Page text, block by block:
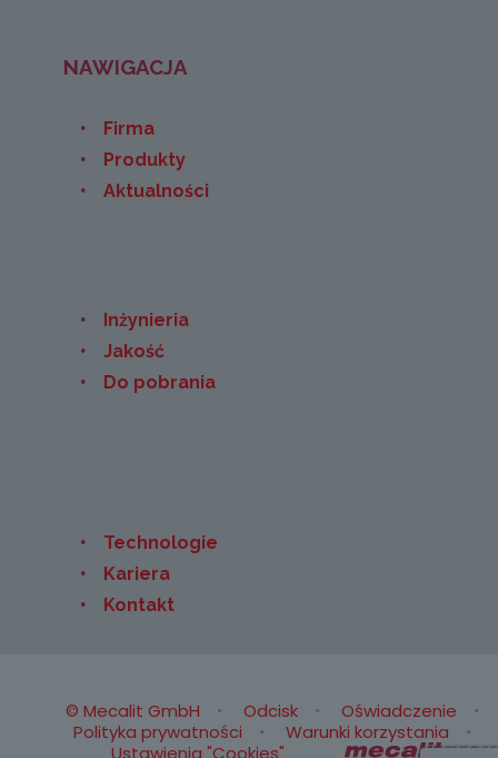
NAWIGACJA
Firma
Produkty
Aktualności
Inżynieria
Jakość
Do pobrania
Technologie
Kariera
Kontakt
© Mecalit GmbH Odcisk
Oświadczenie
Polityka prywatności
Warunki korzystania
Ustawienia "Cookies"